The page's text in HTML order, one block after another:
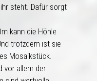
steht. Dafür sorgt
kann die Höhle
trotzdem ist sie
Mosaikstück.
vor allem der